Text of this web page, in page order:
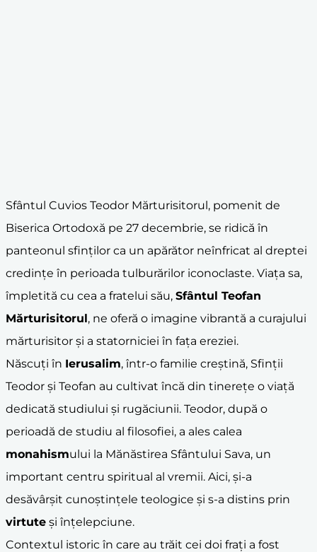
Sfântul Cuvios Teodor Mărturisitorul, pomenit de
Biserica Ortodoxă pe 27 decembrie, se ridică în
panteonul sfinților ca un apărător neînfricat al dreptei
credințe în perioada tulburărilor iconoclaste. Viața sa,
împletită cu cea a fratelui său, Sfântul Teofan
Mărturisitorul, ne oferă o imagine vibrantă a curajului
mărturisitor și a statorniciei în fața ereziei.
Născuți în Ierusalim, într-o familie creștină, Sfinții
Teodor și Teofan au cultivat încă din tinerețe o viață
dedicată studiului și rugăciunii. Teodor, după o
perioadă de studiu al filosofiei, a ales calea
monahismului la Mănăstirea Sfântului Sava, un
important centru spiritual al vremii. Aici, și-a
desăvârșit cunoștințele teologice și s-a distins prin
virtute și înțelepciune.
Contextul istoric în care au trăit cei doi frați a fost